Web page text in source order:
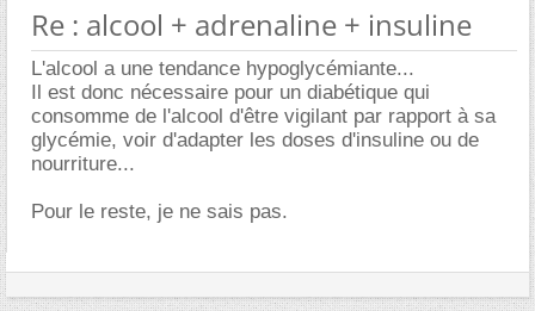
Re : alcool + adrenaline + insuline
L'alcool a une tendance hypoglycémiante...
Il est donc nécessaire pour un diabétique qui
consomme de l'alcool d'être vigilant par rapport à sa
glycémie, voir d'adapter les doses d'insuline ou de
nourriture...
Pour le reste, je ne sais pas.